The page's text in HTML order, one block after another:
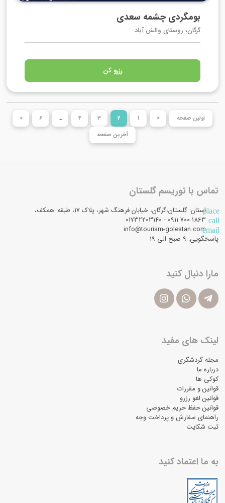
بومگردی چشمه سعدی
گرگان، روستای والش آباد
رزرو کن
اولین صفحه <
1
2
3
4
…
6
>
آخرین صفحه
تماس با توریسم گلستان
placeاستان: گلستان،گرگان، خیابان فرهنگ شهر، پلاک 17، طبقه: همکف،
call
email
info@tourism-golestan.com
پاسخگویی: ۹ صبح الی 19
مارا دنبال کنید
لینک های مفید
مجله گردشگری
درباره ما
کوکی ها
قوانین و مقررات
قوانین لغو رزرو
قوانین حفظ حریم خصوصی
راهنمای سفارش و پرداخت وجه
ثبت شکایت
به ما اعتماد کنید